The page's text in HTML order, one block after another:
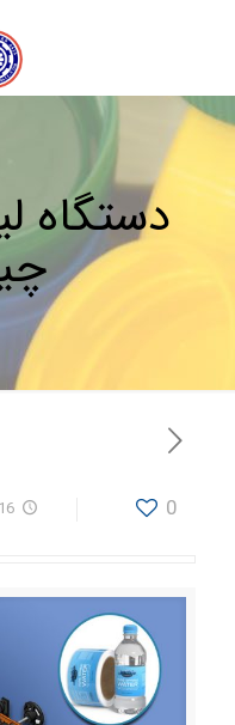
دستگاه
0 16 آبان 1401